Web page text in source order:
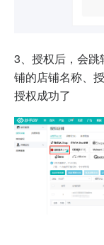
3、授权后，会
铺的店铺名称、
授权成功了